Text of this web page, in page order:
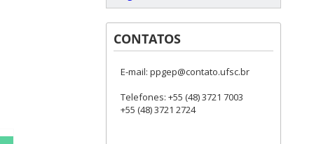
CONTATOS
E-mail: ppgep@contato.ufsc.br
Telefones: +55 (48) 3721 7003
+55 (48) 3721 2724